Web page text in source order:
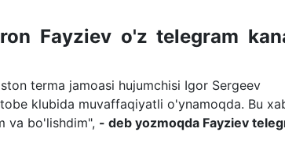
Fayziev o'z telegram
terma jamoasi hujumchisi Igor Sergeev
klubida muvaffaqiyatli o'ynamoqda. Bu
va bo'lishdim", - deb yozmoqda Fayziev